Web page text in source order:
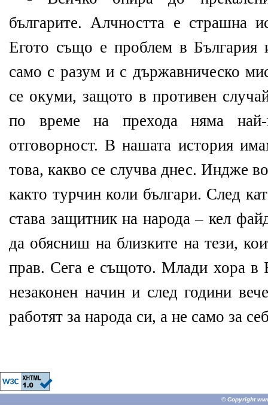
българите. Алчността е страшна
Егото също е проблем в България
само с разум и с държавническо
се окуми, защото в противен
по време на прехода няма най-
отговорност. В нашата история
това, какво се случва днес. Индже
както турчин коли българи. След
става защитник на народа – кел
да обясниш на близките на тези,
прав. Сега е същото. Млади хора в
незаконен начин и след години
работят за народа си, а не само за
© Copyright